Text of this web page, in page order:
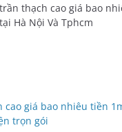
thạch cao giá bao
Hà Nội Và Tphcm
giá bao nhiêu tiền
trọn gói